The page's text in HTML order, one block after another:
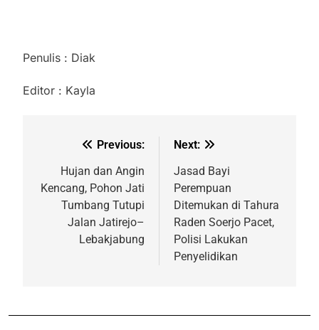
Penulis : Diak
Editor : Kayla
Previous:
Hujan dan Angin
Kencang, Pohon Jati
Tumbang Tutupi
Jalan Jatirejo–
Lebakjabung
Next:
Jasad Bayi
Perempuan
Ditemukan di Tahura
Raden Soerjo Pacet,
Polisi Lakukan
Penyelidikan